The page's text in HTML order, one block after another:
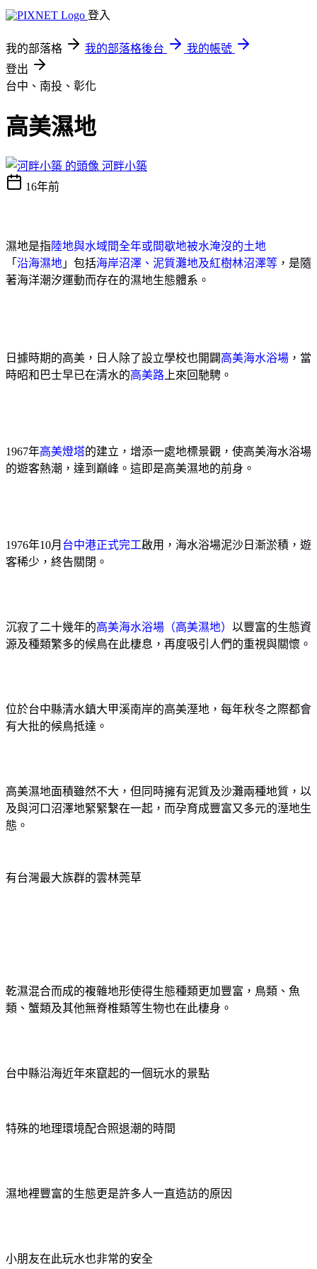
登入
我的部落格 我的部落格後台
我的帳號
登出
台中、南投、彰化
高美濕地
河畔小築
16年前
濕地是指陸地與水域間全年或間歇地被水淹沒的土地
「 沿海濕地 」包括海岸沼澤、泥質灘地及紅樹林沼澤等 ，是隨
著海洋潮汐運動而存在的濕地生態體系。
日據時期的高美，日人除了設立學校也開闢高美海水浴場 ，當
時昭和巴士早已在清水的高美路 上來回馳騁。
1967年高美燈塔的建立，增添一處地標景觀，使高美海水浴場
的遊客熱潮，達到巔峰。這即是高美濕地的前身。
1976年10月 台中港正式完工啟用，海水浴場泥沙日漸淤積，遊
客稀少，終告關閉。
沉寂了二十幾年的高美海水浴場（高美濕地） 以豐富的生態資
源及種類繁多的候鳥在此棲息，再度吸引人們的重視與關懷。
位於台中縣清水鎮大甲溪南岸的高美溼地，每年秋冬之際都會
有大批的候鳥抵達。
高美濕地面積雖然不大，但同時擁有泥質及沙灘兩種地質，以
及與河口沼澤地緊緊繫在一起，而孕育成豐富又多元的溼地生
態。
有台灣最大族群的雲林莞草
乾濕混合而成的複雜地形使得生態種類更加豐富，鳥類、魚
類、蟹類及其他無脊椎類等生物也在此棲身。
台中縣沿海近年來竄起的一個玩水的景點
特殊的地理環境配合照退潮的時間
濕地裡豐富的生態更是許多人一直造訪的原因
小朋友在此玩水也非常的安全